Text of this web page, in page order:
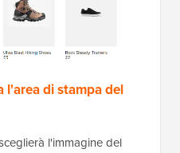
l'area di stampa del
l'immagine del